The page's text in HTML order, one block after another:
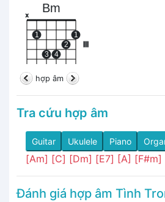
Bm
III
x
1
3 4
2
1
hợp âm
Tra cứu hợp âm
Guitar Ukulele Piano
[Am] [C] [Dm] [E7] [A] [F#m]
Đánh giá hợp âm Tình